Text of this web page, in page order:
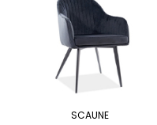
SCAUNE